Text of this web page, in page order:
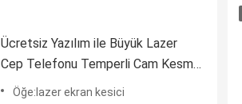
Ücretsiz Yazılım ile Büyük Lazer
Cep Telefonu Temperli Cam Kesme
Makinesi
Öğe:lazer ekran kesici